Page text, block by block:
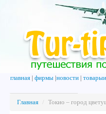
главная фирмы новости
Главная / Токио – город